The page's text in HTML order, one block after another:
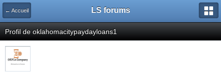
← Accueil LS forums
Profil de oklahomacitypaydayloans1